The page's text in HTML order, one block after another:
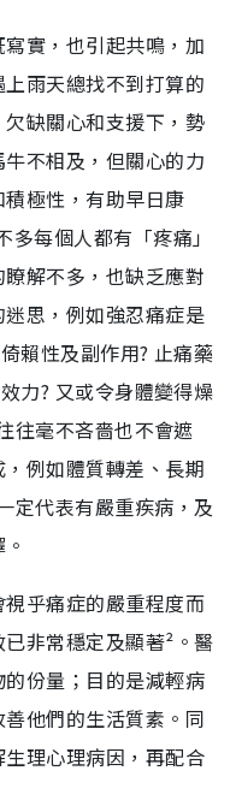
實，也引起共鳴，加
雨天總找不到打算的
缺關心和支援下，勢
不相及，但關心的力
極性，有助早日康
每個人都有「疼痛」
解不多，也缺乏應對
思，例如強忍痛症是
賴性及副作用? 止痛藥
力? 又或令身體變得燥
往毫不吝嗇也不會遮
例如體質轉差、長期
定代表有嚴重疾病，及
乎痛症的嚴重程度而
非常穩定及顯著²。醫
份量；目的是減輕病
他們的生活質素。同
理心理病因，再配合